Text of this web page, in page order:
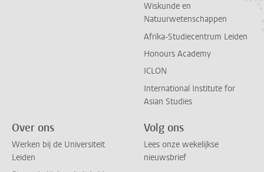
Wiskunde en
Natuurwetenschappen
Afrika-Studiecentrum Leiden
Honours Academy
ICLON
International Institute for
Asian Studies
Over ons
Werken bij de Universiteit
Leiden
Volg ons
Lees onze wekelijkse
nieuwsbrief